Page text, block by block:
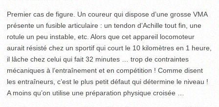
Premier cas de figure. Un coureur qui dispose d’une grosse VMA
présente un fusible articulaire : un tendon d’Achille tout fin, une
rotule un peu instable, etc. Alors que cet appareil locomoteur
aurait résisté chez un sportif qui court le 10 kilomètres en 1 heure,
il lâche chez celui qui fait 32 minutes … trop de contraintes
mécaniques à l’entraînement et en compétition ! Comme disent
les entraîneurs, c’est le plus petit défaut qui détermine le niveau !
A moins qu’on utilise une préparation physique croisée …